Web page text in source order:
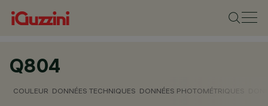
Q804
COULEUR DONNÉES TECHNIQUES DONNÉES PHOTOMÉTRIQUES